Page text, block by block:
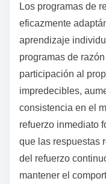
Los programas de
eficazmente
aprendizaje
programas de
participación al
impredecibles,
consistencia en el
refuerzo inmediato
que las respuestas
del refuerzo
mantener el